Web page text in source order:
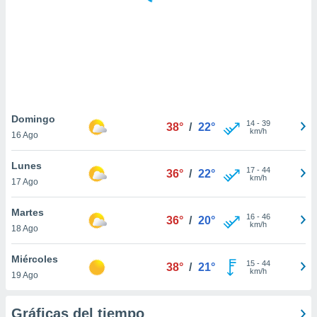
similares
como
sitio
de
traten tus
en
interés
su
Domingo
16 Ago
38° / 22° 14- 39
km/h
Lunes
17 Ago
36° / 22° 17- 44
km/h
Martes
18 Ago
36° / 20° 16- 46
km/h
Miércoles
19 Ago
38° / 21° 15- 44
km/h
Gráficas del tiempo